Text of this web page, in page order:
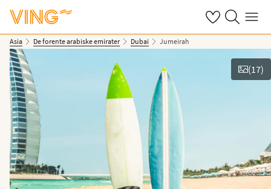
Se dine sparte
Søk påMeny
Asia De forente arabiske emirater Dubai Jumeirah
Se bilder og film
(17)